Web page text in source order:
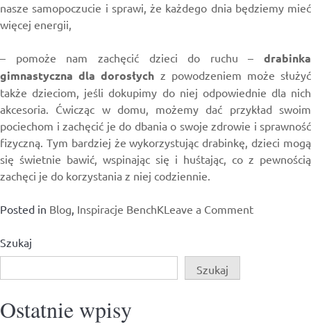
nasze samopoczucie i sprawi, że każdego dnia będziemy mieć
więcej energii,
– pomoże nam zachęcić dzieci do ruchu – drabinka
gimnastyczna dla dorosłych z powodzeniem może służyć
także dzieciom, jeśli dokupimy do niej odpowiednie dla nich
akcesoria. Ćwicząc w domu, możemy dać przykład swoim
pociechom i zachęcić je do dbania o swoje zdrowie i sprawność
fizyczną. Tym bardziej że wykorzystując drabinkę, dzieci mogą
się świetnie bawić, wspinając się i huśtając, co z pewnością
zachęci je do korzystania z niej codziennie.
Posted in Blog, Inspiracje BenchKLeave a Commenton
Szukaj
Szukaj
Ostatnie wpisy